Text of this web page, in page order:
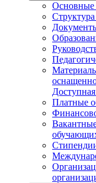
Основные
Доступная
Платные